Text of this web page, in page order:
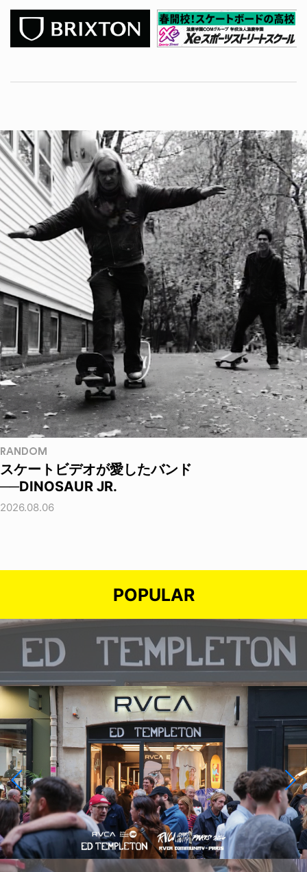
RANDOM
スケートビデオが愛したバンド
──DINOSAUR JR.
2026.08.06
POPULAR